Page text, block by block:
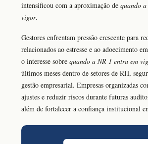
intensificou com a aproximação de quando
vigor.
Gestores enfrentam pressão crescente para
relacionados ao estresse e ao adoecimento
o interesse sobre quando a NR 1 entra em
últimos meses dentro de setores de RH,
gestão empresarial. Empresas organizadas
ajustes e reduzir riscos durante futuras
além de fortalecer a confiança institucional